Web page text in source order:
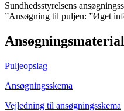
Sundhedsstyrelsens
”Ansøgning til puljen: ”Øget
Puljeopslag
Ansøgningsskema
Vejledning til ansøgningsskema